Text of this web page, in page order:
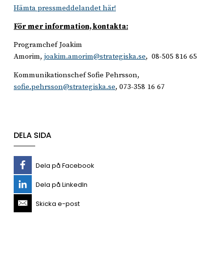
Hämta pressmeddelandet här!
För mer information, kontakta:
Programchef Joakim
Amorim, joakim.amorim@strategiska.se, 08-505 816 65
Kommunikationschef Sofie Pehrsson,
sofie.pehrsson@strategiska.se, 073-358 16 67
DELA SIDA
Dela på Facebook
Dela på LinkedIn
Skicka e-post